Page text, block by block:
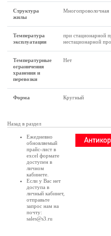
Структура
жилы
Многопроволочная
Температура
эксплуатации
при стационарной
нестационарной
Температурные
ограничения
хранения и
перевозки
Нет
Форма Кругный
Назад в раздел
Ежедневно
обновляемый
прайс-лист в
excel формате
доступен в
личном
кабинете
Если у Вас нет
доступа в
личный кабинет,
отправьте
запрос нам на
почту:
sales@s3.ru